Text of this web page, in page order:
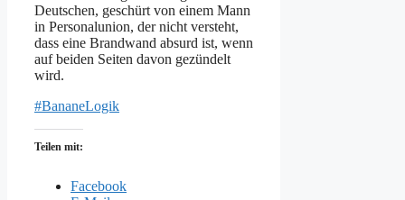
Deutschen, geschürt von einem Mann
in Personalunion, der nicht versteht,
dass eine Brandwand absurd ist, wenn
auf beiden Seiten davon gezündelt
wird.
#BananeLogik
Teilen mit:
Facebook